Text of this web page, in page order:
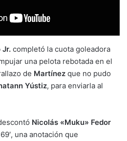
Jr. completó la cuota goleadora
una pelota rebotada en el
de Martínez que no pudo
Yústiz, para enviarla al
Nicolás «Muku» Fedor
una anotación que